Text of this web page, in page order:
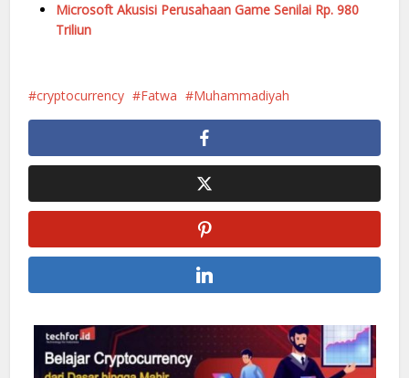
Microsoft Akusisi Perusahaan Game Senilai Rp. 980
Triliun
cryptocurrency Fatwa Muhammadiyah